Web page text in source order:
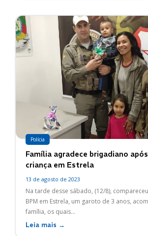
Polícia
Família agradece brigadiano
criança em Estrela
13 de agosto de 2023
Na tarde desse sábado, (12/8),
BPM em Estrela, um garoto de 3 anos,
família, os quais...
Leia mais →